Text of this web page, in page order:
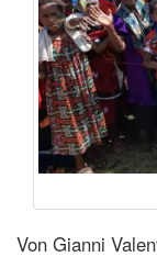
Von Gianni